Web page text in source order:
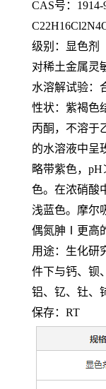
CAS号：1914-
级别：显色剂
对稀土金属灵
水溶解试验：
性状：紫褐色
丙酮，不溶于
的水溶液中呈
略带紫色，
色。在浓硝酸
浅蓝色。摩尔
偶氮胂Ⅰ更高
用途：生化研
件下与钙、钡
铝、钇、钍、
保存： RT